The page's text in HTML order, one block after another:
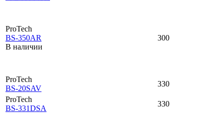
ProTech
BS-350AR
В наличии
300
ProTech
BS-20SAV
330
ProTech
BS-331DSA
330